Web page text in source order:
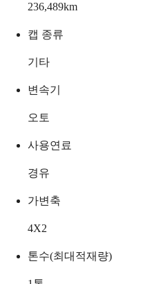
236,489km
캡 종류
기타
변속기
오토
사용연료
경유
가변축
4X2
톤수(최대적재량)